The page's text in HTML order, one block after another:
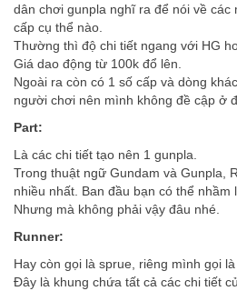
dân chơi gunpla nghĩ ra để nói về các
cấp cụ thể nào.
Thường thì độ chi tiết ngang với HG
Giá dao động từ 100k đổ lên.
Ngoài ra còn có 1 số cấp và dòng
người chơi nên mình không đề cập ở
Part:
Là các chi tiết tạo nên 1 gunpla.
Trong thuật ngữ Gundam và Gunpla,
nhiều nhất. Ban đầu bạn có thể nhầm
Nhưng mà không phải vậy đâu nhé.
Runner:
Hay còn gọi là sprue, riêng mình gọi
Đây là khung chứa tất cả các chi tiết